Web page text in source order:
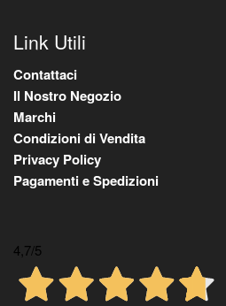
Link Utili
Contattaci
Il Nostro Negozio
Marchi
Condizioni di Vendita
Privacy Policy
Pagamenti e Spedizioni
4,7/5